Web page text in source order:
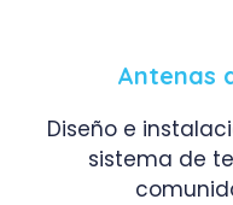
Antenas
Diseño e
sistema de